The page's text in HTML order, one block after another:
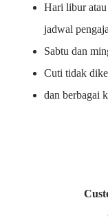
Hari libur
jadwal
Sabtu dan
Cuti tidak
dan berbagai